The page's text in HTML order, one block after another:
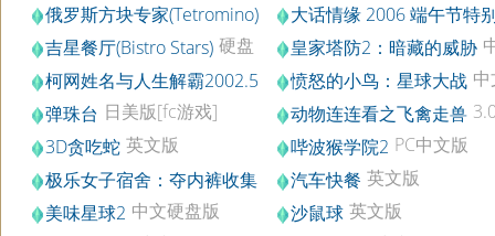
俄罗斯方块专家(Tetromino)
硬盘版
大话情缘 2006 端午节特
节特别版
吉星餐厅(Bistro Stars) 硬盘
版
皇家塔防2：暗藏的威胁
柯网姓名与人生解霸2002.5
中文版
愤怒的小鸟：星球大战
弹珠台 日美版[fc游戏] 动物连连看之飞禽走兽
3D贪吃蛇 英文版 哔波猴学院2 PC中文版
极乐女子宿舍：夺内裤收集
中文版
汽车快餐 英文版
美味星球2 中文硬盘版 沙鼠球 英文版